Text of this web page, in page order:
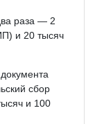
раза — 2
и 20 тысяч
сбор
и 100